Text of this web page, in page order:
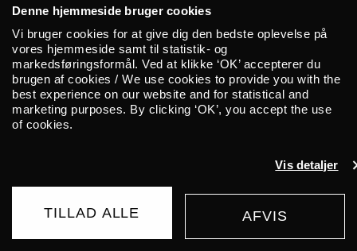
Denne hjemmeside bruger cookies
Vi bruger cookies for at give dig den bedste oplevelse på
vores hjemmeside samt til statistik- og
markedsføringsformål. Ved at klikke ‘OK’ accepterer du
brugen af cookies / We use cookies to provide you with the
best experience on our website and for statistical and
marketing purposes. By clicking ‘OK’, you accept the use
of cookies.
Vis detaljer
TILLAD ALLE AFVIS
LaBianca og Heine Thorhauge
Mathiasen byder på deres fælles
projekt SOLW. Greta Eacott og
Henning Lundkvist åbner med hver
et support set.
Sommeren bringer lys – og efter flere
måneders nedlukning lysner det nu også
for den levende musik på ALICE!
Sammen med UNION kan vi nemlig med